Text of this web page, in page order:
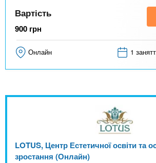
Вартість
900 грн
Онлайн 1
LOTUS, Центр Естетичної освіти та
зростання (Онлайн)